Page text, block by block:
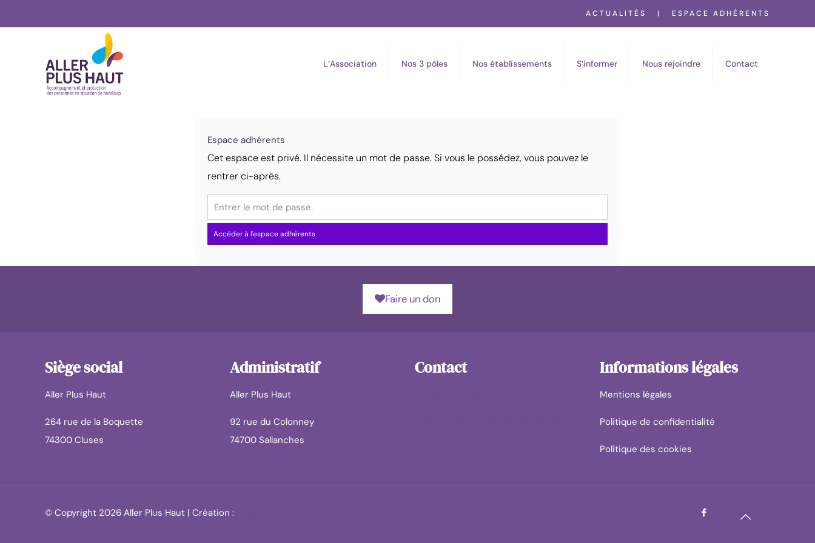
ACTUALITÉS | ESPACE ADHÉRENTS
L’Association Nos 3 pôles Nos établissements S’informer Nous rejoindre Contact
Espace adhérents
Cet espace est privé. Il nécessite un mot de passe. Si vous le possédez, vous pouvez le
rentrer ci-après.
Accéder à l'espace adhérents
Faire un don
Siège social
Aller Plus Haut
264 rue de la Boquette
74300 Cluses
Administratif
Aller Plus Haut
92 rue du Colonney
74700 Sallanches
Contact Informations légales
Mentions légales
Politique de confidentialité
Politique des cookies
© Copyright 2026 Aller Plus Haut | Création :